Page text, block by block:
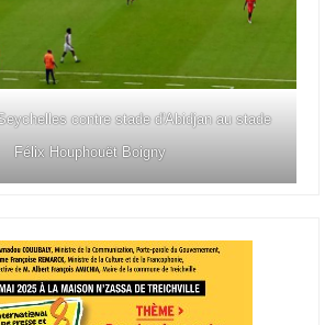
contre stade d'Abidjan au stade
Félix Houphouët Boigny